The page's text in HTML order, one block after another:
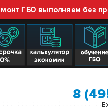
выполняем без
8